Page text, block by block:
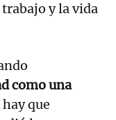
y la vida
como una
que